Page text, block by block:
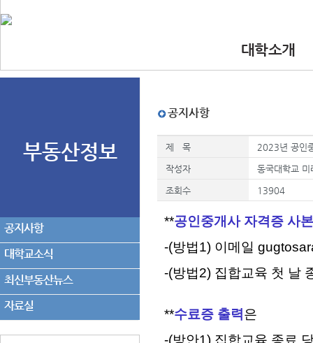
대학소개
•인사말
부동산정보
공지사항
대학교소식
최신부동산뉴스
자료실
공지사항
제 목 2023년 공인
작성자 동국대학교 미
조회수 13904
**공인중개사 자격증 사본
-(방법1) 이메일
-(방법2) 집합교육 첫 날
**수료증 출력 은
-(방안1) 집합교육 종료